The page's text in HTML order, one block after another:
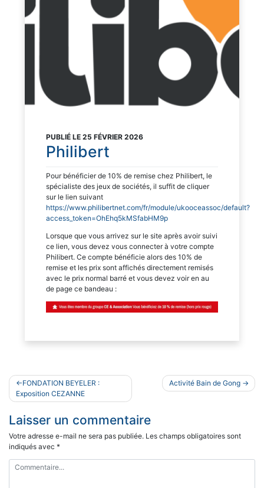
PUBLIÉ LE 25 FÉVRIER 2026
Philibert
Pour bénéficier de 10% de remise chez Philibert, le
spécialiste des jeux de sociétés, il suffit de cliquer
sur le lien suivant
https://www.philibertnet.com/fr/module/ukooceassoc/default?
access_token=OhEhq5kMSfabHM9p
Lorsque que vous arrivez sur le site après avoir suivi
ce lien, vous devez vous connecter à votre compte
Philibert. Ce compte bénéficie alors des 10% de
remise et les prix sont affichés directement remisés
avec le prix normal barré et vous devez voir en au
de page ce bandeau :
Navigation
de
FONDATION BEYELER :
Exposition CEZANNE
Activité Bain de Gong
Laisser un commentaire
Votre adresse e-mail ne sera pas publiée. Les champs obligatoires sont
indiqués avec *